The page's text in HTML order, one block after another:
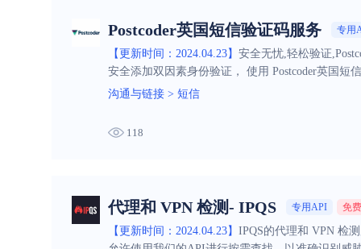
Postcoder英国短信验证码服务 专用
【更新时间：2024.04.23】 安全无忧,轻松验证
安全添加双因素身份验证， 使用 Postcoder英国短
沟通与链接 > 短信
118
代理和 VPN 检测- IPQS 专用API 免费
【更新时间：2024.04.23】 IPQS的代理和 VPN 检